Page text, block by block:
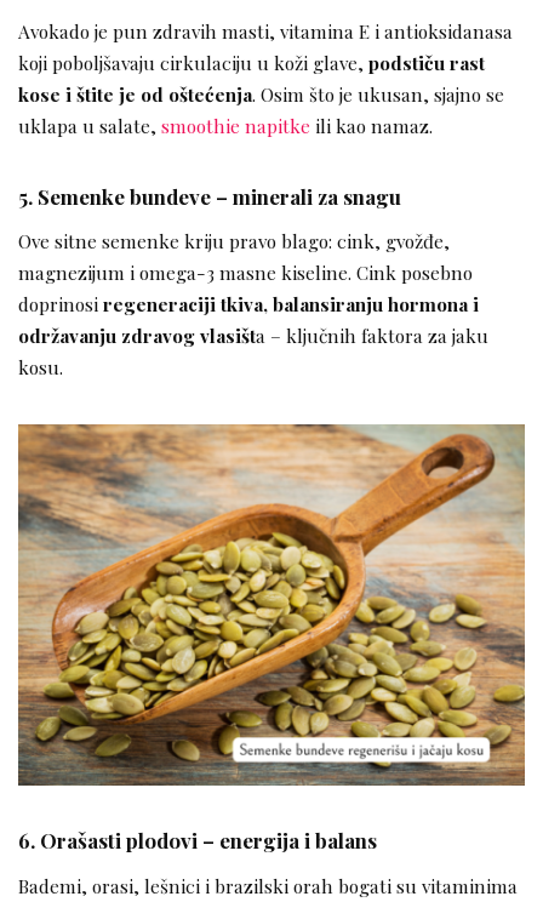
Avokado je pun zdravih masti, vitamina E i antioksidanasa
koji poboljšavaju cirkulaciju u koži glave, podstiču rast
kose i štite je od oštećenja. Osim što je ukusan, sjajno se
uklapa u salate, smoothie napitke ili kao namaz.
5. Semenke bundeve – minerali za snagu
Ove sitne semenke kriju pravo blago: cink, gvožđe,
magnezijum i omega-3 masne kiseline. Cink posebno
doprinosiregeneraciji tkiva, balansiranju hormona i
održavanju zdravog vlasišta – ključnih faktora za jaku
kosu.
6. Orašasti plodovi – energija i balans
Bademi, orasi, lešnici i brazilski orah bogati su vitaminima